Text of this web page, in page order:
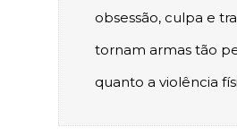
obsessão, culpa e
tornam armas tão
quanto a violência